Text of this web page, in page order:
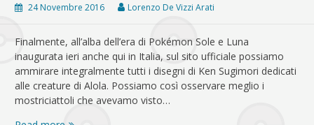
24 Novembre 2016 Lorenzo De Vizzi Arati
Finalmente, all’alba dell’era di Pokémon Sole e Luna
inaugurata ieri anche qui in Italia, sul sito ufficiale possiamo
ammirare integralmente tutti i disegni di Ken Sugimori dedicati
alle creature di Alola. Possiamo così osservare meglio i
mostriciattoli che avevamo visto…